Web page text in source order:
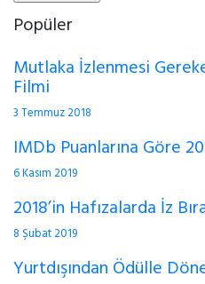
Popüler
Mutlaka İzlenmesi
Filmi
3 Temmuz 2018
IMDb Puanlarına Göre
6 Kasım 2019
2018’in Hafızalarda İz
8 Şubat 2019
Yurtdışından Ödülle